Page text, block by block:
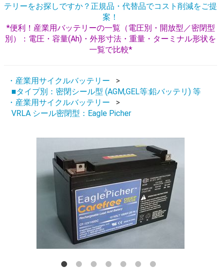
テリーをお探しですか？正規品・代替品でコスト削減をご提
案！
*便利！産業用バッテリーの一覧（電圧別・開放型／密閉型
別）：電圧・容量(Ah)・外形寸法・重量・ターミナル形状を
一覧で比較*
・産業用サイクルバッテリー
■タイプ別：密閉シール型 (AGM,GEL等:鉛バッテリ) 等
・産業用サイクルバッテリー
VRLA シール密閉型：Eagle Picher